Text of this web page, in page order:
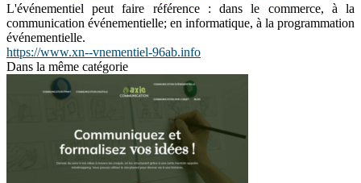
L'événementiel peut faire référence : dans le commerce, à la
communication événementielle; en informatique, à la programmation
événementielle.
https://www.xn--vnementiel-96ab.info
Dans la même catégorie